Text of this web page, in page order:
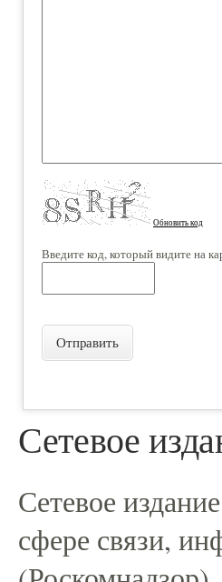
Обновить код
Введите код, который видите на
Отправить
Сетевое
Сетевое
сфере связи,